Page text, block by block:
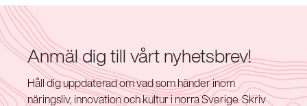
Anmäl dig till vårt nyhetsbrev!
Håll dig uppdaterad om vad som händer inom
näringsliv, innovation och kultur i norra Sverige. Skriv